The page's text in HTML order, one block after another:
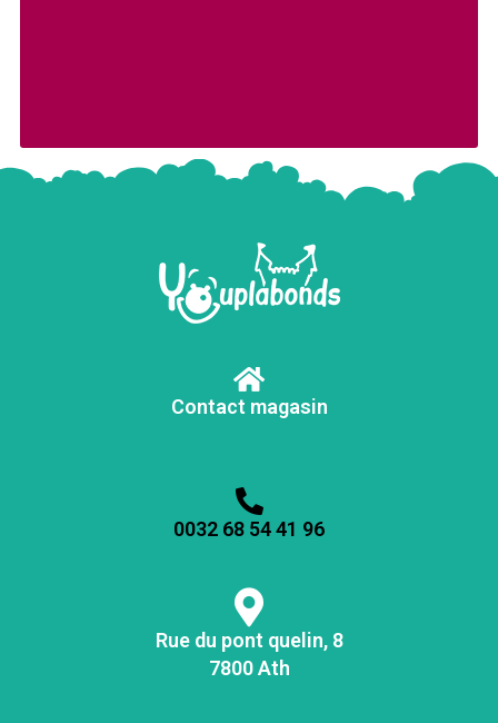
Contact magasin
0032 68 54 41 96
Rue du pont quelin, 8
7800 Ath